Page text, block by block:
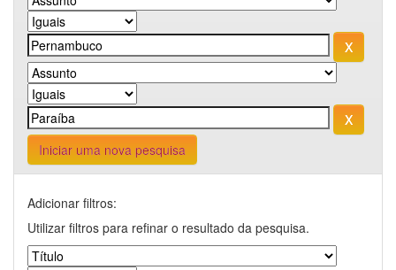
Iniciar uma nova pesquisa
Adicionar filtros:
Utilizar filtros para refinar o resultado da pesquisa.